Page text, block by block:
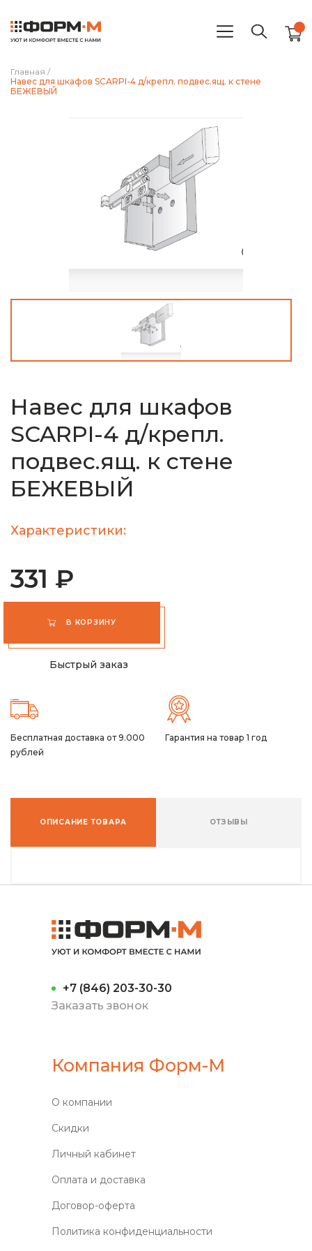
Главная /
Навес для шкафов SCARPI-4 д/крепл. подвес.ящ. к стене
БЕЖЕВЫЙ
Навес для шкафов
SCARPI-4 д/крепл.
подвес.ящ. к стене
БЕЖЕВЫЙ
Характеристики:
331 ₽
В КОРЗИНУ
Быстрый заказ
Бесплатная доставка от 9.000
рублей
Гарантия на товар 1 год
ОПИСАНИЕ ТОВАРА ОТЗЫВЫ
+7 (846) 203-30-30
Заказать звонок
Компания Форм-М
О компании
Скидки
Личный кабинет
Оплата и доставка
Договор-оферта
Политика конфиденциальности